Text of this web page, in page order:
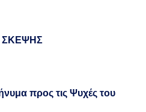
ΣΚΕΨΗΣ
προς τις Ψυχές του